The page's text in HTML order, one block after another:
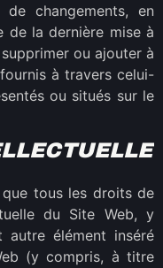
changements, en
de la dernière mise à
ou ajouter à
à travers celui-
ou situés sur le
que tous les droits de
du Site Web, y
élément inséré
(y compris, à titre